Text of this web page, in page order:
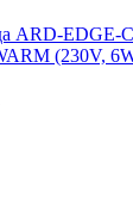
ARD-EDGE-
(230V,